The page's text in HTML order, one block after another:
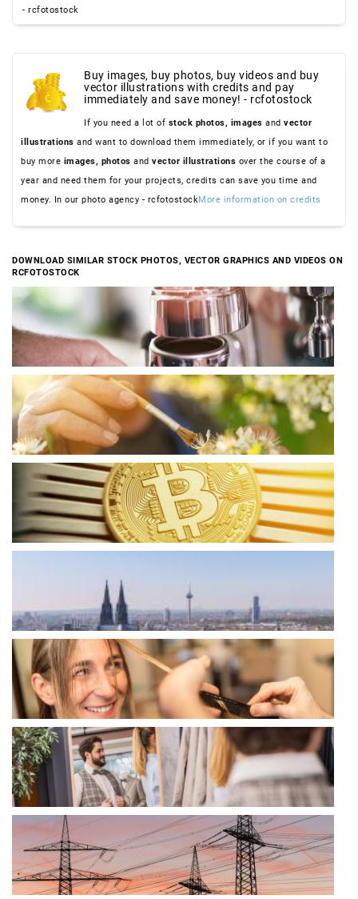
- rcfotostock
Buy images, buy photos, buy videos and buy
vector illustrations with credits and pay
immediately and save money! - rcfotostock
If you need a lot of stock photos, images and vector
illustrations and want to download them immediately, or if you want to
buy more images, photos and vector illustrations over the course of a
year and need them for your projects, credits can save you time and
money. In our photo agency - rcfotostockMore information on credits
DOWNLOAD SIMILAR STOCK PHOTOS, VECTOR GRAPHICS AND VIDEOS ON
RCFOTOSTOCK